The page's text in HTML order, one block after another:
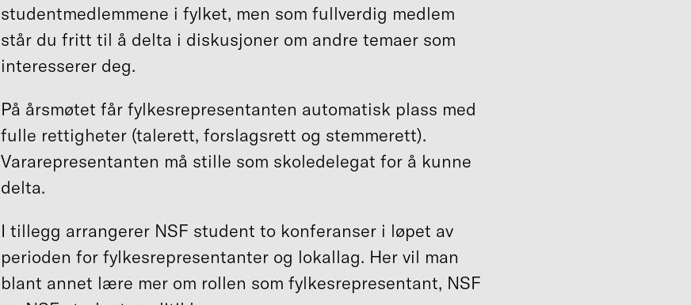
studentmedlemmene i fylket, men som fullverdig medlem
står du fritt til å delta i diskusjoner om andre temaer som
interesserer deg.
På årsmøtet får fylkesrepresentanten automatisk plass med
fulle rettigheter (talerett, forslagsrett og stemmerett).
Vararepresentanten må stille som skoledelegat for å kunne
delta.
I tillegg arrangerer NSF student to konferanser i løpet av
perioden for fylkesrepresentanter og lokallag. Her vil man
blant annet lære mer om rollen som fylkesrepresentant, NSF